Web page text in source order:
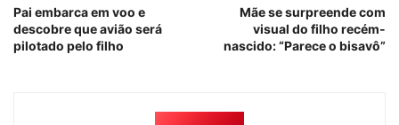
Pai embarca em voo e
descobre que avião será
pilotado pelo filho
Mãe se surpreende com
visual do filho recém-
nascido: “Parece o bisavô”